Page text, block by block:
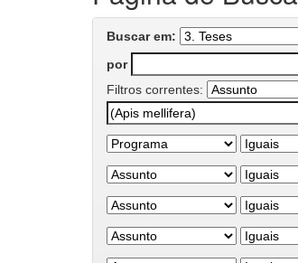
Buscar em:
por
Filtros correntes: